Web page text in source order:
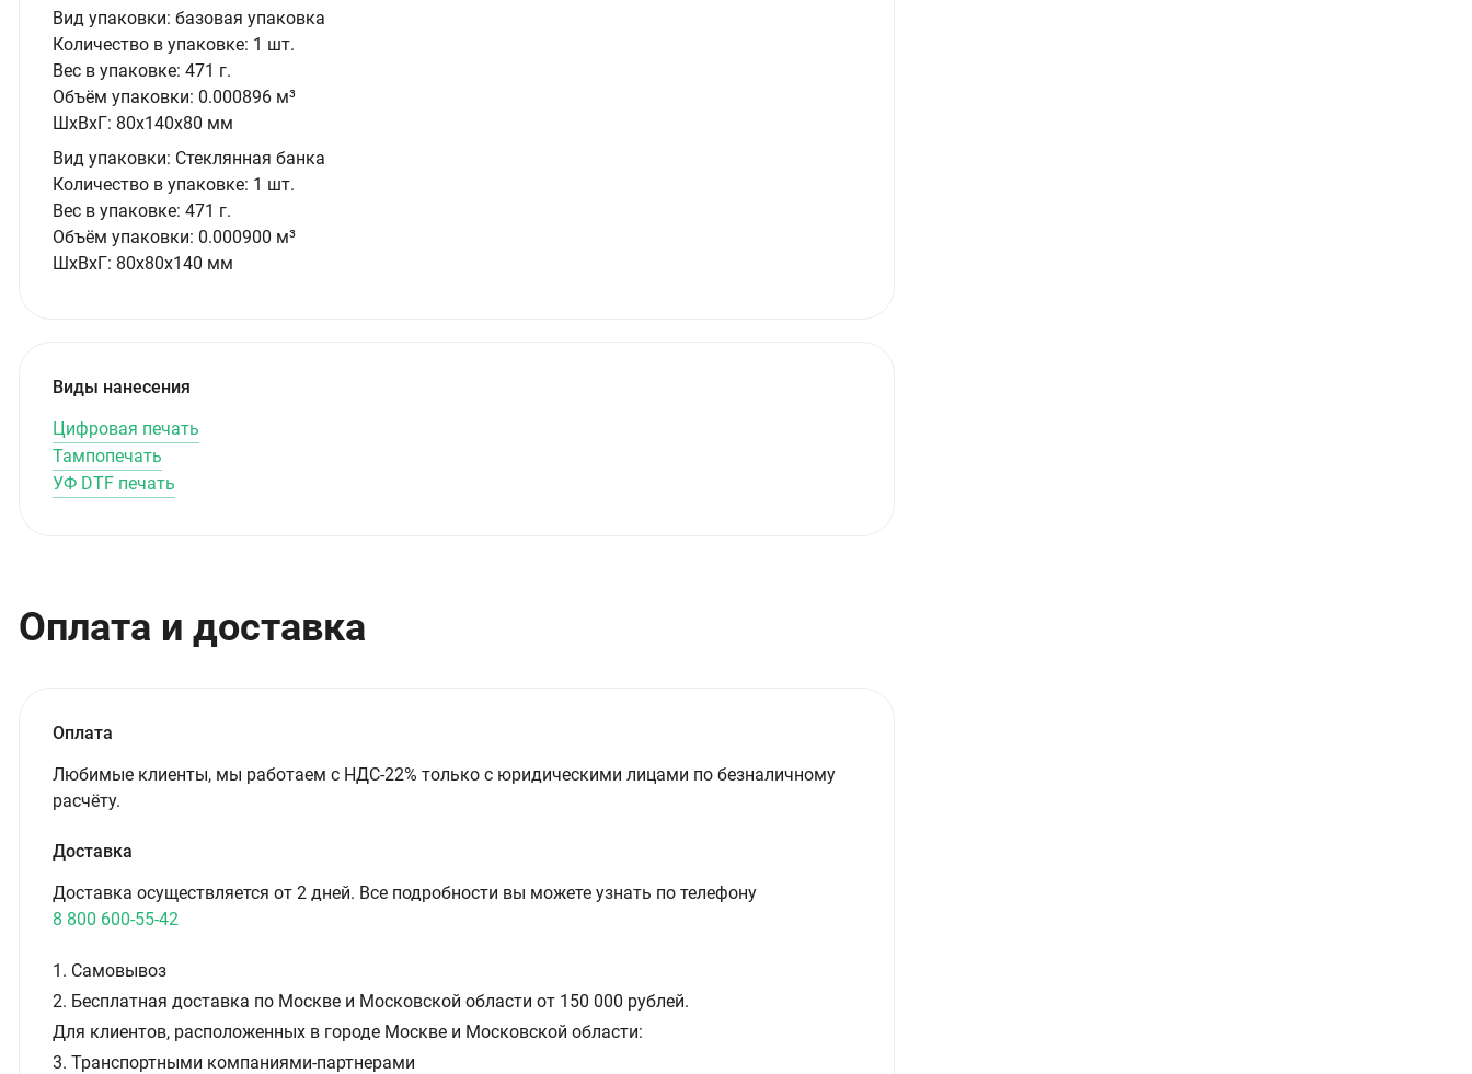
Вид упаковки: базовая упаковка
Количество в упаковке: 1 шт.
Вес в упаковке: 471 г.
Объём упаковки: 0.000896 м³
ШxВxГ: 80x140x80 мм
Вид упаковки: Стеклянная банка
Количество в упаковке: 1 шт.
Вес в упаковке: 471 г.
Объём упаковки: 0.000900 м³
ШxВxГ: 80x80x140 мм
Виды нанесения
Цифровая печать
Тампопечать
УФ DTF печать
Оплата и доставка
Оплата
Любимые клиенты, мы работаем с НДС-22% только с юридическими лицами по безналичному
расчёту.
Доставка
Доставка осуществляется от 2 дней. Все подробности вы можете узнать по телефону
8 800 600-55-42
1. Самовывоз
2. Бесплатная доставка по Москве и Московской области от 150 000 рублей.
Для клиентов, расположенных в городе Москве и Московской области:
3. Транспортными компаниями-партнерами